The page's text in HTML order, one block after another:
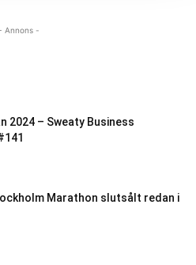
Annons -
2024 – Sweaty Business
Marathon slutsålt redan i